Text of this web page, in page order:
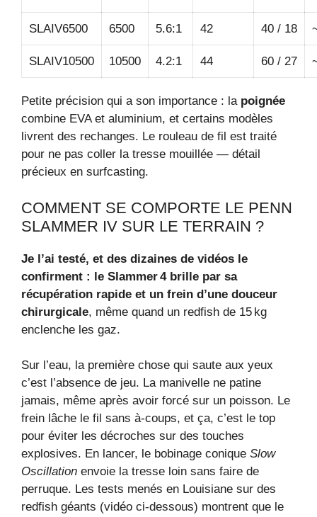
SLAIV6500 6500 5.6:1 42 40 / 18
SLAIV10500 10500 4.2:1 44 60 / 27
Petite précision qui a son importance : la poignée
combine EVA et aluminium, et certains modèles
livrent des rechanges. Le rouleau de fil est traité
pour ne pas coller la tresse mouillée — détail
précieux en surfcasting.
COMMENT SE COMPORTE LE PENN
SLAMMER IV SUR LE TERRAIN ?
Je l’ai testé, et des dizaines de vidéos le
confirment : le Slammer 4 brille par sa
récupération rapide et un frein d’une douceur
chirurgicale, même quand un redfish de 15 kg
enclenche les gaz.
Sur l’eau, la première chose qui saute aux yeux
c’est l’absence de jeu. La manivelle ne patine
jamais, même après avoir forcé sur un poisson. Le
frein lâche le fil sans à-coups, et ça, c’est le top
pour éviter les décroches sur des touches
explosives. En lancer, le bobinage conique Slow
Oscillation envoie la tresse loin sans faire de
perruque. Les tests menés en Louisiane sur des
redfish géants (vidéo ci-dessous) montrent que le